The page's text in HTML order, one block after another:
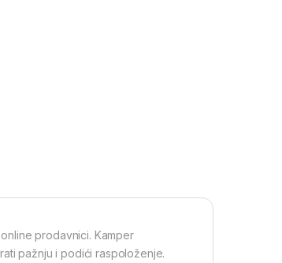
prodavnici. Kamper
pažnju i podići raspoloženje.